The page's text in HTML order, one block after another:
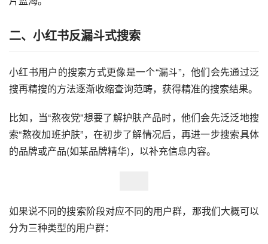
二、小红书反漏斗式搜索
小红书用户的搜索方式更像是一个“漏斗”，他们会先通过泛
搜再精搜的方法逐渐收缩查询范畴，获得精准的搜索结果。
比如，当“熬夜党”想要了解护肤产品时，他们会先泛泛地搜
索“熬夜加班护肤”，在初步了解情况后，再进一步搜索具体
的品牌或产品(如某品牌精华)，以补充信息内容。
如果说不同的搜索阶段对应不同的用户群，那我们大概可以
分为三种类型的用户群：